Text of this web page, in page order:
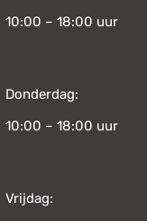
10:00 – 18:00 uur
Donderdag:
10:00 – 18:00 uur
Vrijdag: